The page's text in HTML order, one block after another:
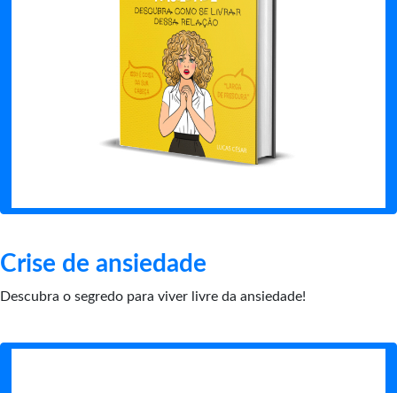
Crise de ansiedade
Descubra o segredo para viver livre da ansiedade!